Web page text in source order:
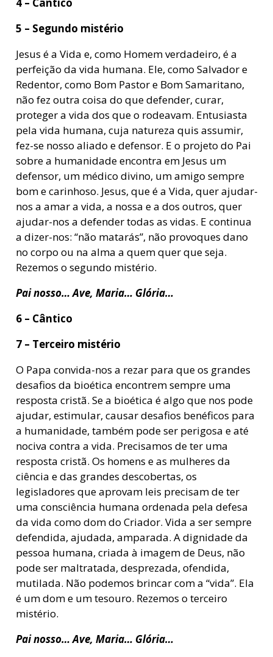
5 – Segundo mistério
Jesus é a Vida e, como Homem verdadeiro, é a
perfeição da vida humana. Ele, como Salvador e
Redentor, como Bom Pastor e Bom Samaritano,
não fez outra coisa do que defender, curar,
proteger a vida dos que o rodeavam. Entusiasta
pela vida humana, cuja natureza quis assumir,
fez-se nosso aliado e defensor. E o projeto do Pai
sobre a humanidade encontra em Jesus um
defensor, um médico divino, um amigo sempre
bom e carinhoso. Jesus, que é a Vida, quer ajudar-
nos a amar a vida, a nossa e a dos outros, quer
ajudar-nos a defender todas as vidas. E continua
a dizer-nos: “não matarás”, não provoques dano
no corpo ou na alma a quem quer que seja.
Rezemos o segundo mistério.
Pai nosso… Ave, Maria… Glória…
6 – Cântico
7 – Terceiro mistério
O Papa convida-nos a rezar para que os grandes
desafios da bioética encontrem sempre uma
resposta cristã. Se a bioética é algo que nos pode
ajudar, estimular, causar desafios benéficos para
a humanidade, também pode ser perigosa e até
nociva contra a vida. Precisamos de ter uma
resposta cristã. Os homens e as mulheres da
ciência e das grandes descobertas, os
legisladores que aprovam leis precisam de ter
uma consciência humana ordenada pela defesa
da vida como dom do Criador. Vida a ser sempre
defendida, ajudada, amparada. A dignidade da
pessoa humana, criada à imagem de Deus, não
pode ser maltratada, desprezada, ofendida,
mutilada. Não podemos brincar com a “vida”. Ela
é um dom e um tesouro. Rezemos o terceiro
mistério.
Pai nosso… Ave, Maria… Glória…